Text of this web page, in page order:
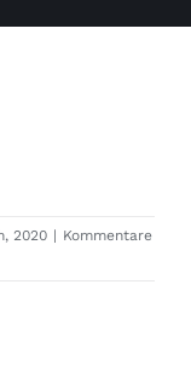
2020 | Kommentare